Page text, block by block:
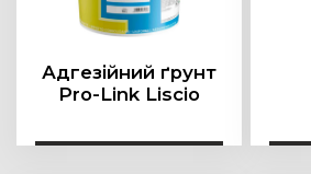
Адгезійний ґрунт
Pro-Link Liscio